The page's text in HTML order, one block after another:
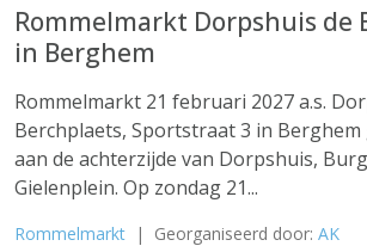
Rommelmarkt Dorpshuis de
in Berghem
Rommelmarkt 21 februari 2027 a.s.
Berchplaets, Sportstraat 3 in
aan de achterzijde van Dorpshuis,
Gielenplein. Op zondag 21...
Rommelmarkt | Georganiseerd door: AK